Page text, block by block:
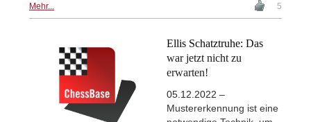
Mehr... 5
Ellis Schatztruhe: Das
war jetzt nicht zu
erwarten!
05.12.2022 –
Mustererkennung ist eine